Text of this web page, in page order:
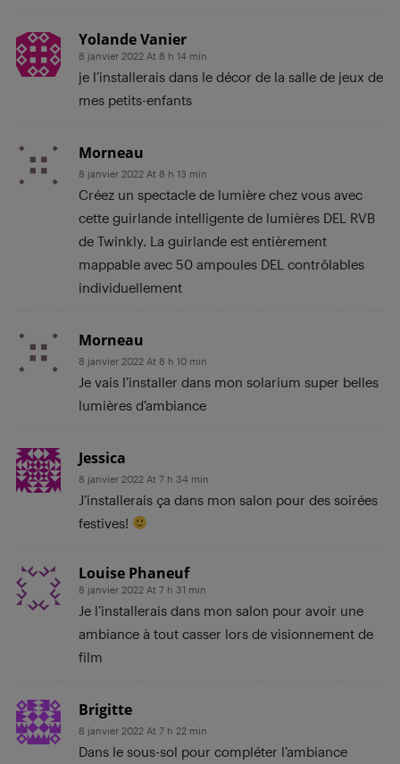
Yolande Vanier
8 janvier 2022 At 8 h 14 min
je l’installerais dans le décor de la salle de jeux de
mes petits-enfants
Morneau
8 janvier 2022 At 8 h 13 min
Créez un spectacle de lumière chez vous avec
cette guirlande intelligente de lumières DEL RVB
de Twinkly. La guirlande est entièrement
mappable avec 50 ampoules DEL contrôlables
individuellement
Morneau
8 janvier 2022 At 8 h 10 min
Je vais l’installer dans mon solarium super belles
lumières d’ambiance
Jessica
8 janvier 2022 At 7 h 34 min
J’installerais ça dans mon salon pour des soirées
festives!
Louise Phaneuf
8 janvier 2022 At 7 h 31 min
Je l’installerais dans mon salon pour avoir une
ambiance à tout casser lors de visionnement de
film
Brigitte
8 janvier 2022 At 7 h 22 min
Dans le sous-sol pour compléter l’ambiance